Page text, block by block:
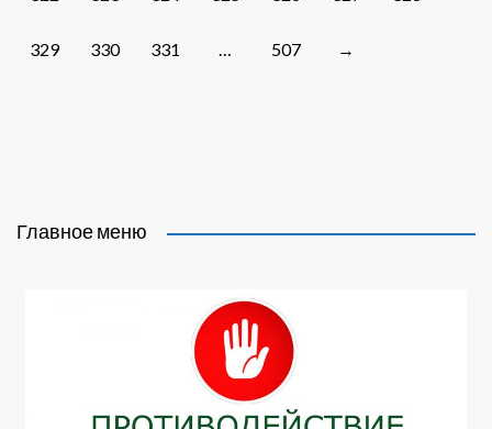
329 330 331 … 507 →
Главное меню